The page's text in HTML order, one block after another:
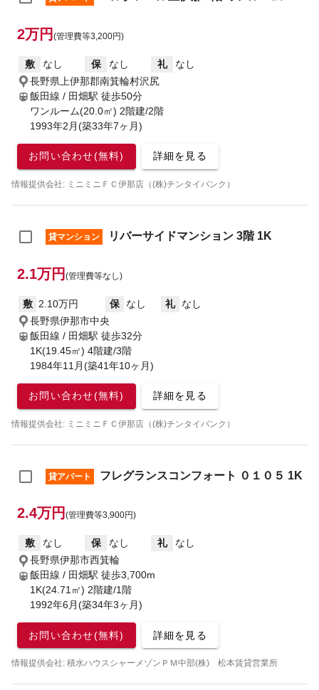
2万円 (管理費等3,200円)
敷 なし 保 なし 礼
なし
長野県上伊那郡南箕輪村沢尻
飯田線 / 田畑駅 徒歩50分
ワンルーム(20.0㎡) 2階建/2階
1993年2月(築33年7ヶ月)
お問い合わせ(無料) 詳細を見る
情報提供会社: ミニミニＦＣ伊那店（(株)チンタイバンク）
貸マンション リバーサイドマンション 3階 1K
2.1万円 (管理費等なし)
敷 2.10万円 保 なし 礼
なし
長野県伊那市中央
飯田線 / 田畑駅 徒歩32分
1K(19.45㎡) 4階建/3階
1984年11月(築41年10ヶ月)
お問い合わせ(無料) 詳細を見る
情報提供会社: ミニミニＦＣ伊那店（(株)チンタイバンク）
貸アパート フレグランスコンフォート ０１０５ 1K
2.4万円 (管理費等3,900円)
敷 なし 保 なし 礼
なし
長野県伊那市西箕輪
飯田線 / 田畑駅 徒歩3,700m
1K(24.71㎡) 2階建/1階
1992年6月(築34年3ヶ月)
お問い合わせ(無料) 詳細を見る
情報提供会社: 積水ハウスシャーメゾンＰＭ中部(株) 松本賃貸営業所